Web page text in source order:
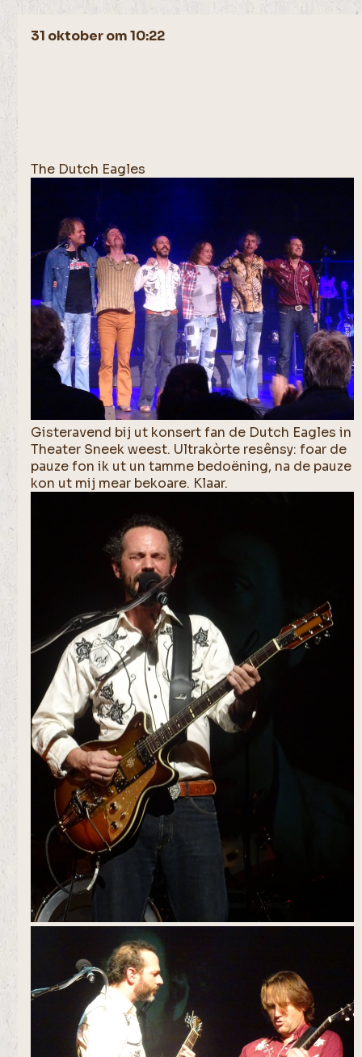
31 oktober om 10:22
The Dutch Eagles
Gisteravend bij ut konsert fan de Dutch Eagles in
Theater Sneek weest. Ultrakòrte resênsy: foar de
pauze fon ik ut un tamme bedoëning, na de pauze
kon ut mij mear bekoare. Klaar.